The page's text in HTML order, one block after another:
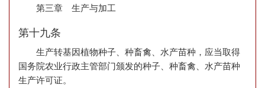
第三章 生产与加工
第十九条
生产转基因植物种子、种畜禽、水产苗种，应当取得
国务院农业行政主管部门颁发的种子、种畜禽、水产苗种
生产许可证。